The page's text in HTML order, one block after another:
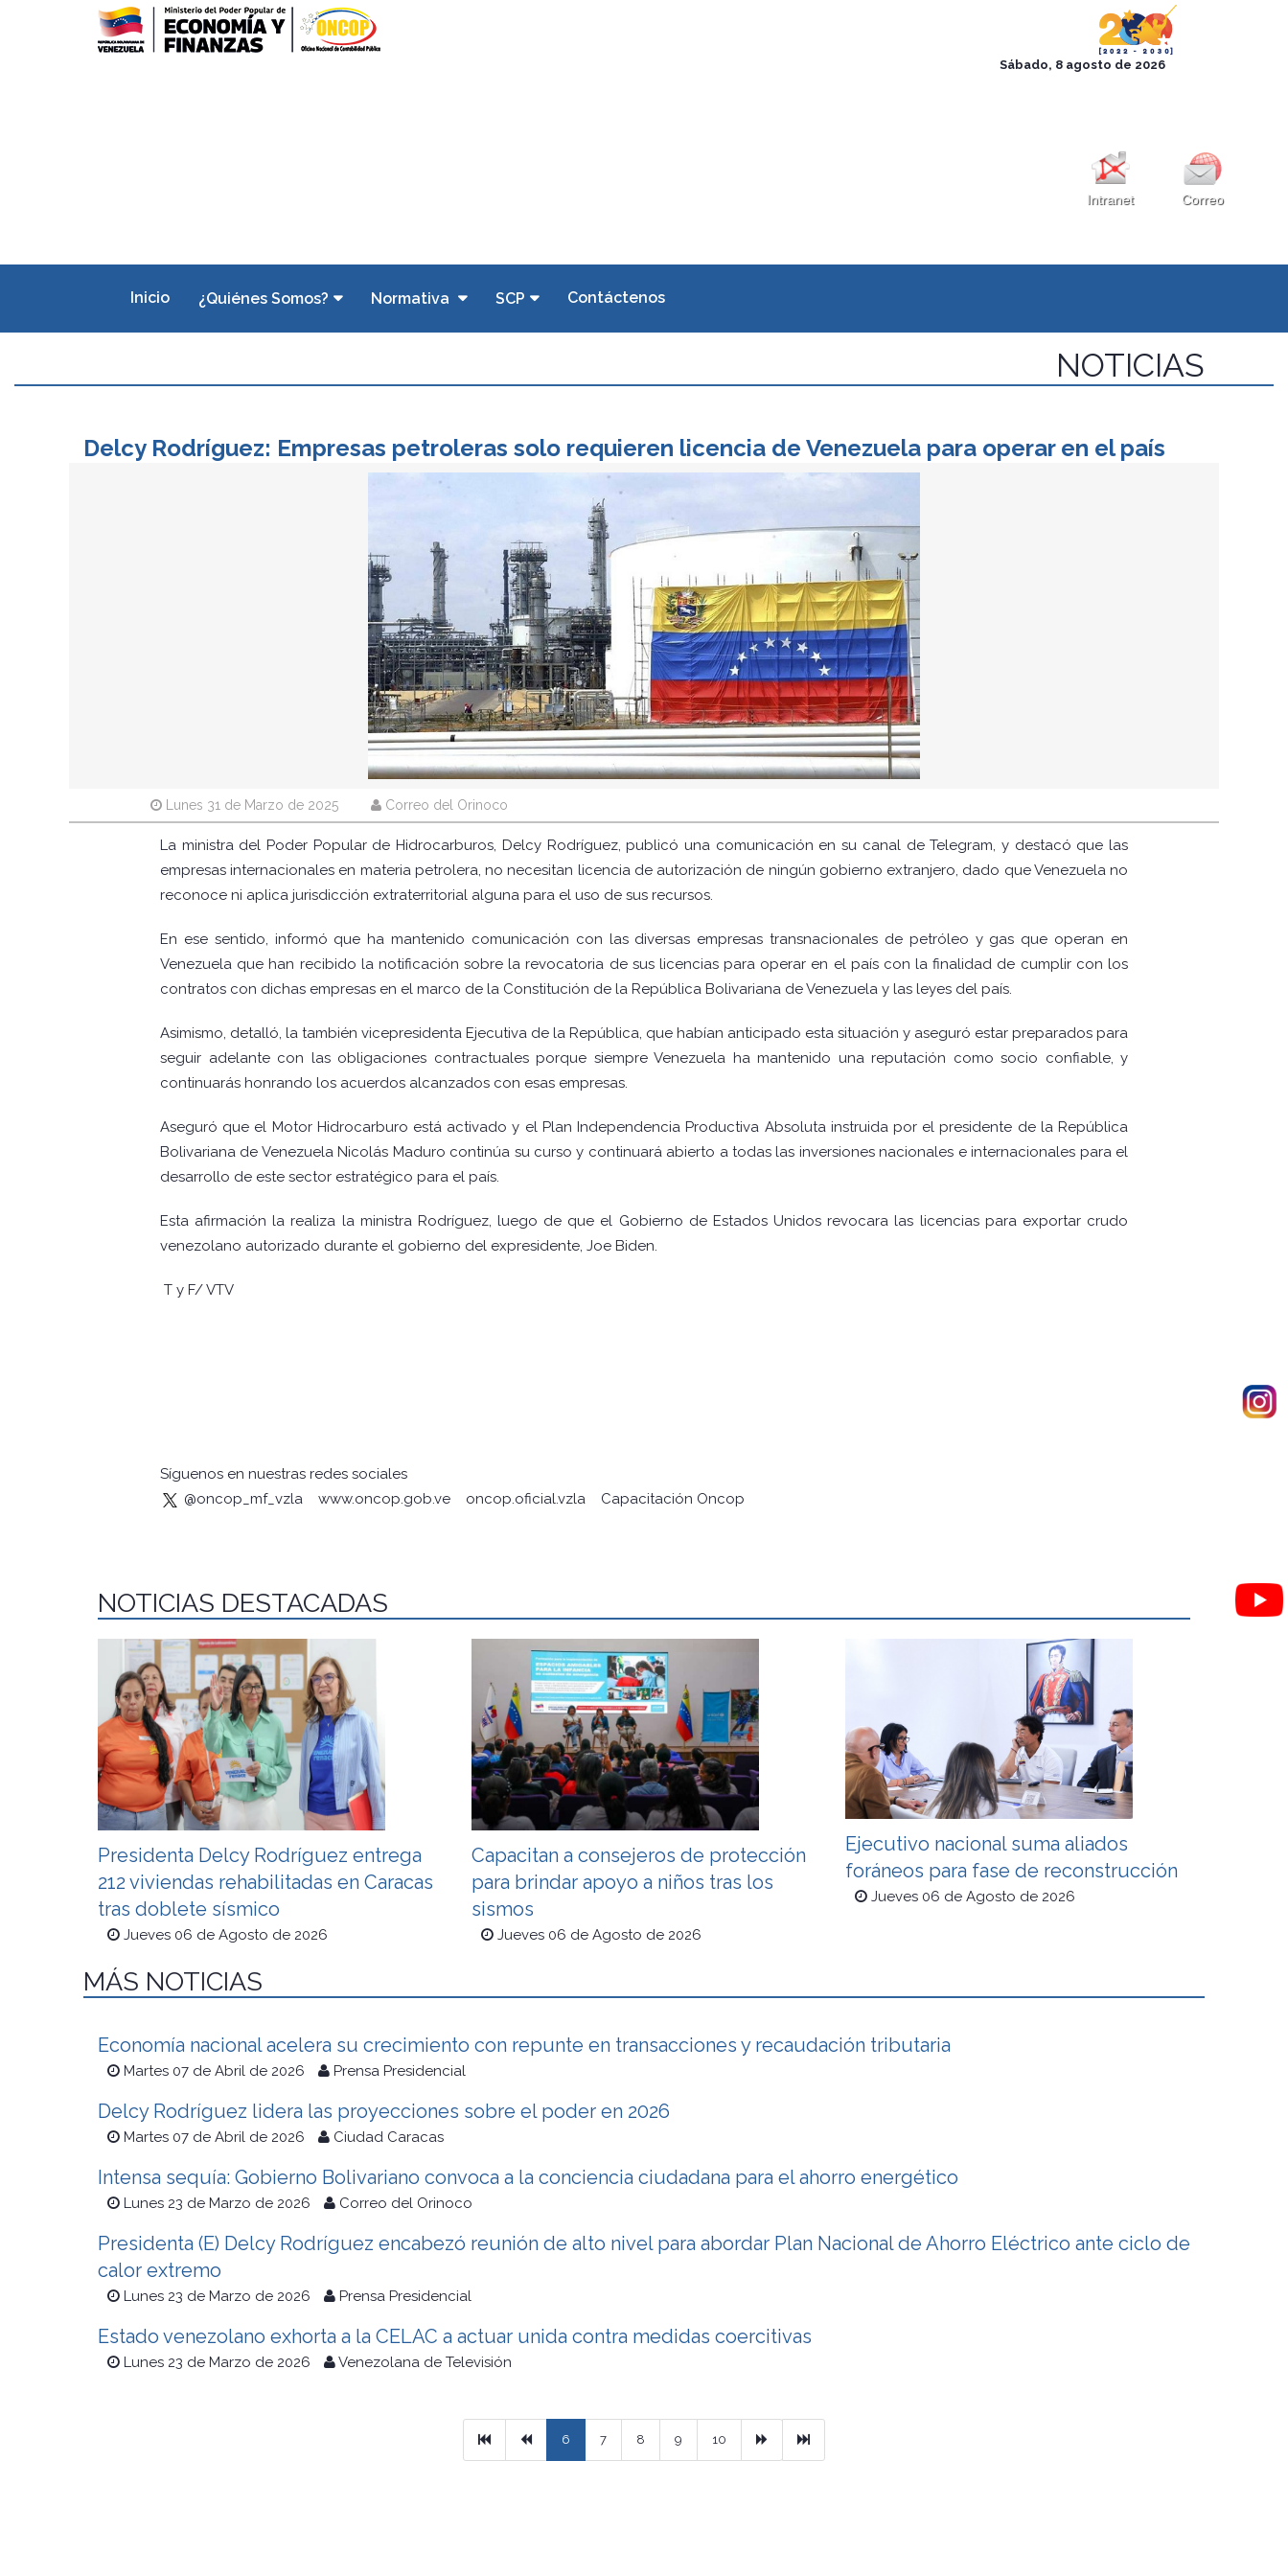
Correo
Intranet
Inicio ¿Quiénes Somos? Normativa SCP Contáctenos
NOTICIAS
Delcy Rodríguez: Empresas petroleras solo requieren licencia de Venezuela para operar en el país
Lunes 31 de Marzo de 2025 Correo del Orinoco
La ministra del Poder Popular de Hidrocarburos, Delcy Rodríguez, publicó una comunicación en su canal de Telegram, y destacó que las
empresas internacionales en materia petrolera, no necesitan licencia de autorización de ningún gobierno extranjero, dado que Venezuela no
reconoce ni aplica jurisdicción extraterritorial alguna para el uso de sus recursos.
En ese sentido, informó que ha mantenido comunicación con las diversas empresas transnacionales de petróleo y gas que operan en
Venezuela que han recibido la notificación sobre la revocatoria de sus licencias para operar en el país con la finalidad de cumplir con los
contratos con dichas empresas en el marco de la Constitución de la República Bolivariana de Venezuela y las leyes del país.
Asimismo, detalló, la también vicepresidenta Ejecutiva de la República, que habían anticipado esta situación y aseguró estar preparados para
seguir adelante con las obligaciones contractuales porque siempre Venezuela ha mantenido una reputación como socio confiable, y
continuarás honrando los acuerdos alcanzados con esas empresas.
Aseguró que el Motor Hidrocarburo está activado y el Plan Independencia Productiva Absoluta instruida por el presidente de la República
Bolivariana de Venezuela Nicolás Maduro continúa su curso y continuará abierto a todas las inversiones nacionales e internacionales para el
desarrollo de este sector estratégico para el país.
Esta afirmación la realiza la ministra Rodríguez, luego de que el Gobierno de Estados Unidos revocara las licencias para exportar crudo
venezolano autorizado durante el gobierno del expresidente, Joe Biden.
T y F/ VTV
Síguenos en nuestras redes sociales
@oncop_mf_vzla
www.oncop.gob.ve oncop.oficial.vzla Capacitación Oncop
NOTICIAS DESTACADAS
Presidenta Delcy Rodríguez entrega
212 viviendas rehabilitadas en Caracas
tras doblete sísmico
Jueves 06 de Agosto de 2026
Capacitan a consejeros de protección
para brindar apoyo a niños tras los
sismos
Jueves 06 de Agosto de 2026
Ejecutivo nacional suma aliados
foráneos para fase de reconstrucción
Jueves 06 de Agosto de 2026
MÁS NOTICIAS
Economía nacional acelera su crecimiento con repunte en transacciones y recaudación tributaria
Martes 07 de Abril de 2026 Prensa Presidencial
Delcy Rodríguez lidera las proyecciones sobre el poder en 2026
Martes 07 de Abril de 2026 Ciudad Caracas
Intensa sequía: Gobierno Bolivariano convoca a la conciencia ciudadana para el ahorro energético
Lunes 23 de Marzo de 2026 Correo del Orinoco
Presidenta (E) Delcy Rodríguez encabezó reunión de alto nivel para abordar Plan Nacional de Ahorro Eléctrico ante ciclo de
calor extremo
Lunes 23 de Marzo de 2026 Prensa Presidencial
Estado venezolano exhorta a la CELAC a actuar unida contra medidas coercitivas
Lunes 23 de Marzo de 2026 Venezolana de Televisión
PrimeraPrevious
6 7 8 9 10 Ultimo